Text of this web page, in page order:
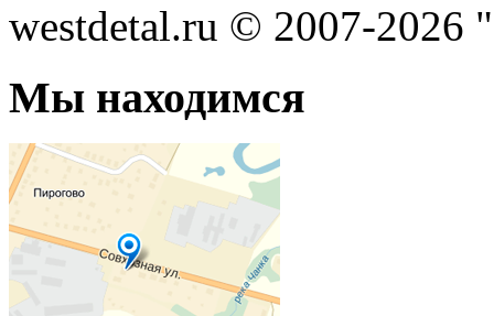
westdetal.ru © 2007-2026
Мы находимся